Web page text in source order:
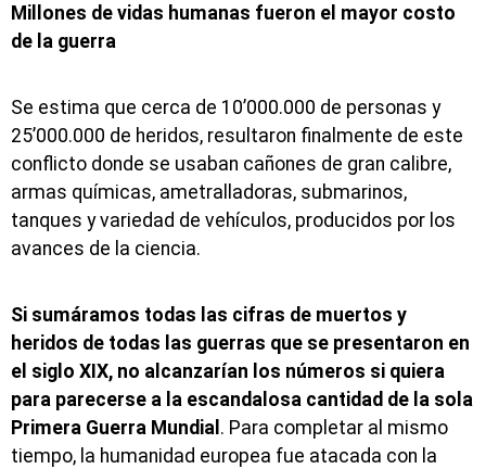
Millones de vidas humanas fueron el mayor costo
de la guerra
Se estima que cerca de 10’000.000 de personas y
25’000.000 de heridos, resultaron finalmente de este
conflicto donde se usaban cañones de gran calibre,
armas químicas, ametralladoras, submarinos,
tanques y variedad de vehículos, producidos por los
avances de la ciencia.
Si sumáramos todas las cifras de muertos y
heridos de todas las guerras que se presentaron en
el siglo XIX, no alcanzarían los números si quiera
para parecerse a la escandalosa cantidad de la sola
Primera Guerra Mundial . Para completar al mismo
tiempo, la humanidad europea fue atacada con la